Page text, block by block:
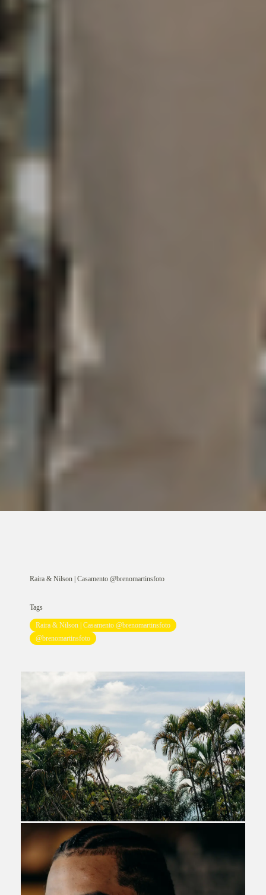
Raira & Nilson | Casamento @brenomartinsfoto
Tags
Raira & Nilson | Casamento @brenomartinsfoto
@brenomartinsfoto